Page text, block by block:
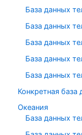
База данных
База данных
База данных
База данных
База данных
Конкретная база
Океания
База данных